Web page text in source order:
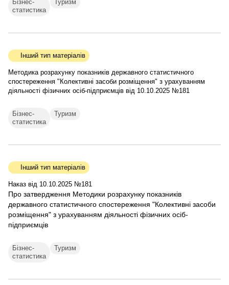
Бізнес-
статистика
Туризм
Інший тип матеріалів
Методика розрахунку показників державного статистичного
спостереження "Колективні засоби розміщення" з урахуванням
діяльності фізичних осіб-підприємців від 10.10.2025 №181
Бізнес-
статистика
Туризм
Інший тип матеріалів
Наказ від 10.10.2025 №181
Про затвердження Методики розрахунку показників
державного статистичного спостереження "Колективні засоби
розміщення" з урахуванням діяльності фізичних осіб-
підприємців
Бізнес-
статистика
Туризм